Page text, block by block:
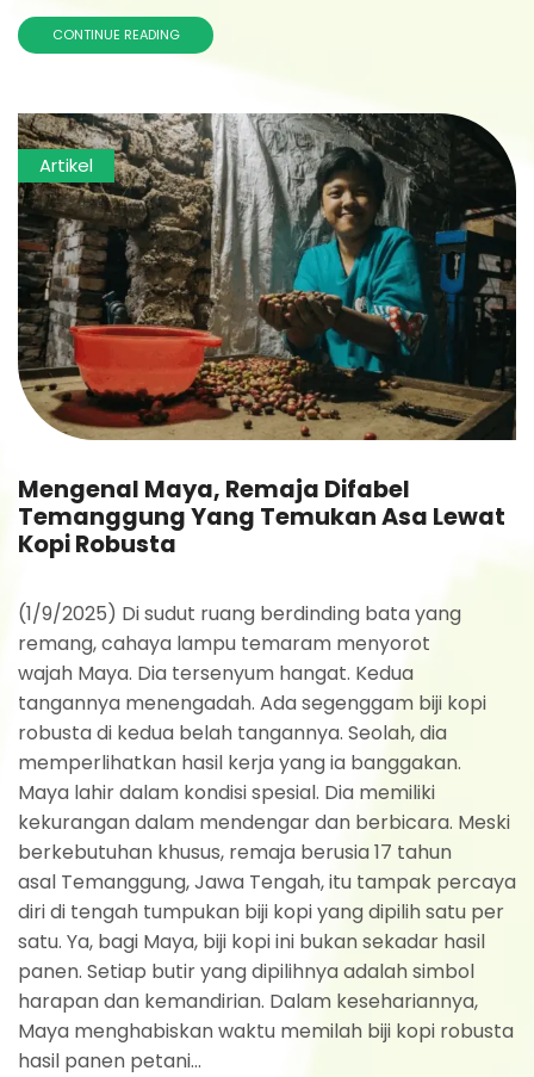
CONTINUE READING
Artikel
Mengenal Maya, Remaja Difabel
Temanggung Yang Temukan Asa Lewat
Kopi Robusta
(1/9/2025) Di sudut ruang berdinding bata yang
remang, cahaya lampu temaram menyorot
wajah Maya. Dia tersenyum hangat. Kedua
tangannya menengadah. Ada segenggam biji kopi
robusta di kedua belah tangannya. Seolah, dia
memperlihatkan hasil kerja yang ia banggakan.
Maya lahir dalam kondisi spesial. Dia memiliki
kekurangan dalam mendengar dan berbicara. Meski
berkebutuhan khusus, remaja berusia 17 tahun
asal Temanggung, Jawa Tengah, itu tampak percaya
diri di tengah tumpukan biji kopi yang dipilih satu per
satu. Ya, bagi Maya, biji kopi ini bukan sekadar hasil
panen. Setiap butir yang dipilihnya adalah simbol
harapan dan kemandirian. Dalam kesehariannya,
Maya menghabiskan waktu memilah biji kopi robusta
hasil panen petani...